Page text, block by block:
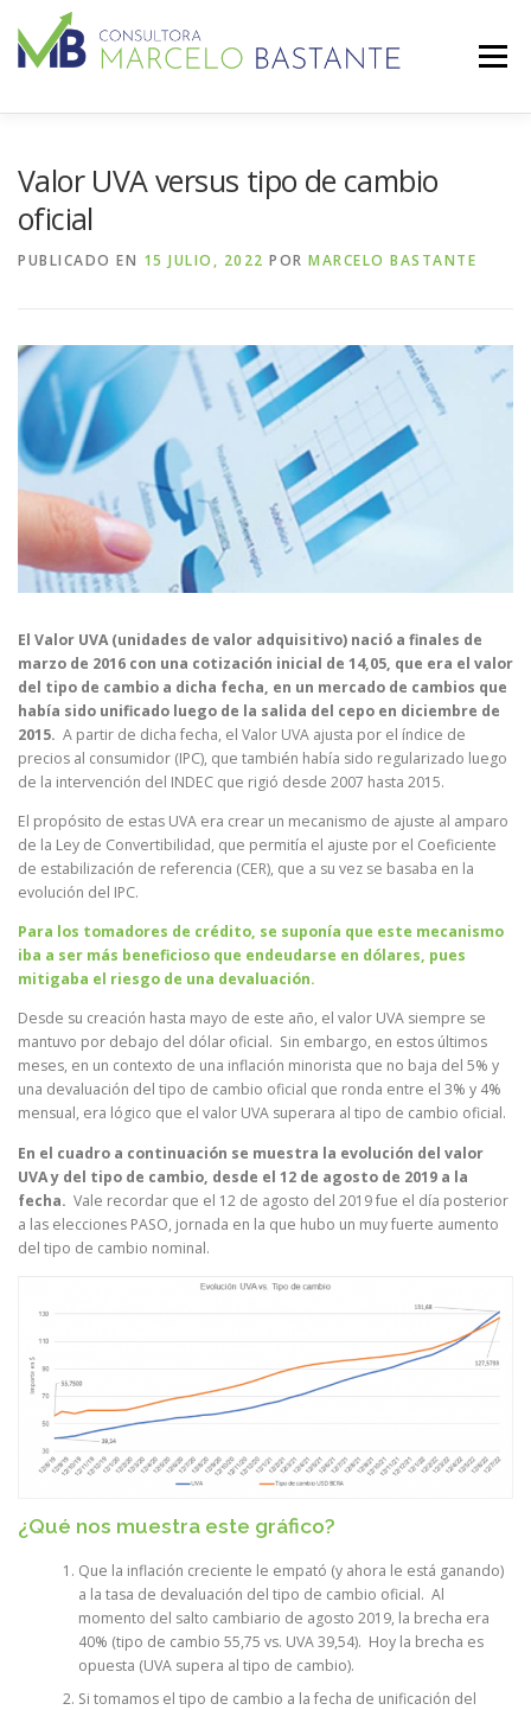
Saltar al contenido
Menú
RED DE EXPERTOS SERVICIOS BLOG
Valor UVA versus tipo de cambio
oficial
PUBLICADO EN 15 JULIO, 2022 POR MARCELO BASTANTE
El Valor UVA (unidades de valor adquisitivo) nació a finales de
marzo de 2016 con una cotización inicial de 14,05, que era el valor
del tipo de cambio a dicha fecha, en un mercado de cambios que
había sido unificado luego de la salida del cepo en diciembre de
2015. A partir de dicha fecha, el Valor UVA ajusta por el índice de
precios al consumidor (IPC), que también había sido regularizado luego
de la intervención del INDEC que rigió desde 2007 hasta 2015.
El propósito de estas UVA era crear un mecanismo de ajuste al amparo
de la Ley de Convertibilidad, que permitía el ajuste por el Coeficiente
de estabilización de referencia (CER), que a su vez se basaba en la
evolución del IPC.
Para los tomadores de crédito, se suponía que este mecanismo
iba a ser más beneficioso que endeudarse en dólares, pues
mitigaba el riesgo de una devaluación.
Desde su creación hasta mayo de este año, el valor UVA siempre se
mantuvo por debajo del dólar oficial. Sin embargo, en estos últimos
meses, en un contexto de una inflación minorista que no baja del 5% y
una devaluación del tipo de cambio oficial que ronda entre el 3% y 4%
mensual, era lógico que el valor UVA superara al tipo de cambio oficial.
En el cuadro a continuación se muestra la evolución del valor
UVA y del tipo de cambio, desde el 12 de agosto de 2019 a la
fecha. Vale recordar que el 12 de agosto del 2019 fue el día posterior
a las elecciones PASO, jornada en la que hubo un muy fuerte aumento
del tipo de cambio nominal.
¿Qué nos muestra este gráfico?
Que la inflación creciente le empató (y ahora le está ganando)
a la tasa de devaluación del tipo de cambio oficial. Al
momento del salto cambiario de agosto 2019, la brecha era
40% (tipo de cambio 55,75 vs. UVA 39,54). Hoy la brecha es
opuesta (UVA supera al tipo de cambio).
Si tomamos el tipo de cambio a la fecha de unificación del